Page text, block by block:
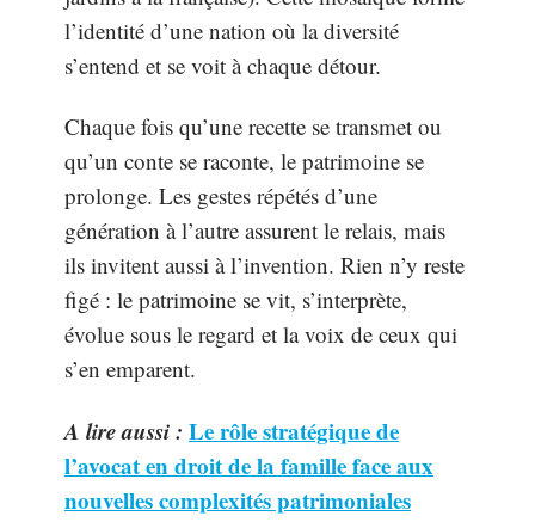
l’identité d’une nation où la diversité
s’entend et se voit à chaque détour.
Chaque fois qu’une recette se transmet ou
qu’un conte se raconte, le patrimoine se
prolonge. Les gestes répétés d’une
génération à l’autre assurent le relais, mais
ils invitent aussi à l’invention. Rien n’y reste
figé : le patrimoine se vit, s’interprète,
évolue sous le regard et la voix de ceux qui
s’en emparent.
A lire aussi : Le rôle stratégique de
l’avocat en droit de la famille face aux
nouvelles complexités patrimoniales